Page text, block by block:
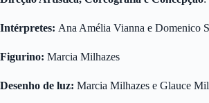
Intérpretes: Ana Amélia Vianna e Domenico
Figurino: Marcia Milhazes
Desenho de luz: Marcia Milhazes e Glauce